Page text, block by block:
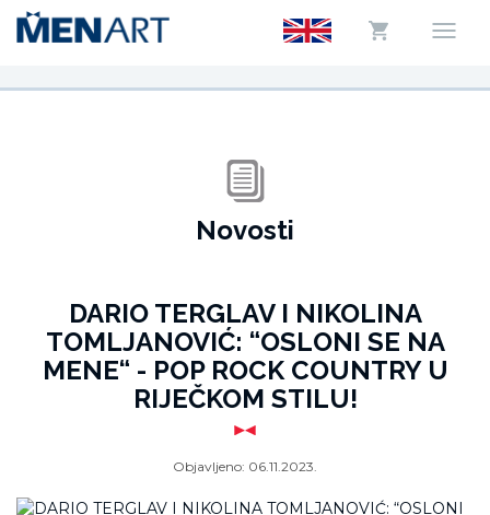
Novosti
DARIO TERGLAV I NIKOLINA
TOMLJANOVIĆ: “OSLONI SE NA
MENE“ - POP ROCK COUNTRY U
RIJEČKOM STILU!
Objavljeno: 06.11.2023.